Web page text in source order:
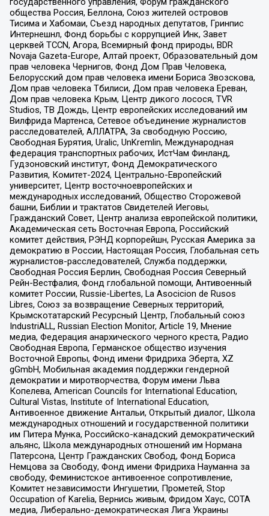
общества Россия, Беллона, Союз жителей островов
Тисима и Хабомаи, Съезд народных депутатов, Гринпис
Интернешнл, Фонд борьбы с коррупцией Инк, Завет
церквей TCCN, Агора, Всемирный фонд природы, BDR
Novaja Gazeta-Europe, Алтай проект, Образовательный дом
прав человека Чернигов, Фонд Дом Прав Человека,
Белорусский дом прав человека имени Бориса Звозскова,
Дом прав человека Тбилиси, Дом прав человека Ереван,
Дом прав человека Крым, Центр дикого лосося, TVR
Studios, ТВ Дождь, Центр европейских исследований им
Вилфрида Мартенса, Сетевое объединение журналистов
расследователей, АЛЛАТРА, За свободную Россию,
Свободная Бурятия, Uralic, UnKremlin, Международная
федерация транспортных рабочих, ИстЧам Финланд,
Гудзоновский институт, Фонд Демократического
Развития, Комитет-2024, Центрально-Европейский
университет, Центр восточноевропейских и
международных исследований, Общество Сторожевой
башни, Библии и трактатов Свидетелей Иеговы,
Гражданский Совет, Центр анализа европейской политики,
Академическая сеть Восточная Европа, Российский
комитет действия, РЭНД корпорейшн, Русская Америка за
демократию в России, Настоящая Россия, Глобальная сеть
журналистов-расследователей, Служба поддержки,
Свободная Россия Берлин, Свободная Россия Северный
Рейн-Вестфалия, Фонд глобальной помощи, Антивоенный
комитет России, Russie-Libertes, La Asocicion de Rusos
Libres, Союз за возвращение Северных территорий,
Крымскотатарский Ресурсный Центр, Глобальный союз
IndustriALL, Russian Election Monitor, Article 19, Мнение
медиа, Федерация анархического черного креста, Радио
Свободная Европа, Германское общество изучения
Восточной Европы, Фонд имени Фридриха Эберта, XZ
gGmbH, Мобильная академия поддержки гендерной
демократии и миротворчества, Форум имени Льва
Копелева, American Councils for International Education,
Cultural Vistas, Institute of International Education,
Антивоенное движение Антальи, Открытый диалог, Школа
международных отношений и государственной политики
им Питера Мунка, Российско-канадский демократический
альянс, Школа международных отношений им Нормана
Патерсона, Центр Гражданских Свобод, Фонд Бориса
Немцова за Свободу, Фонд имени Фридриха Науманна за
свободу, Феминистское антивоенное сопротивление,
Комитет независимости Ингушетии, Прометей, Stop
Occupation of Karelia, Вернись живым, Фридом Хаус, СОТА
медиа, Либерально-демократическая Лига Украины